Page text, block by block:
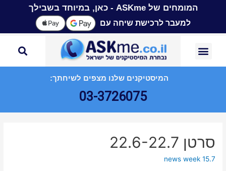
המומחים של ASKme - כאן, במיוחד בשבילך
למעבר לרכישת שיחה עם
המיסטיקנים שלנו מצפים לשיחתך:
03-3726075
סרטן 22.6-22.7
news week 15.7